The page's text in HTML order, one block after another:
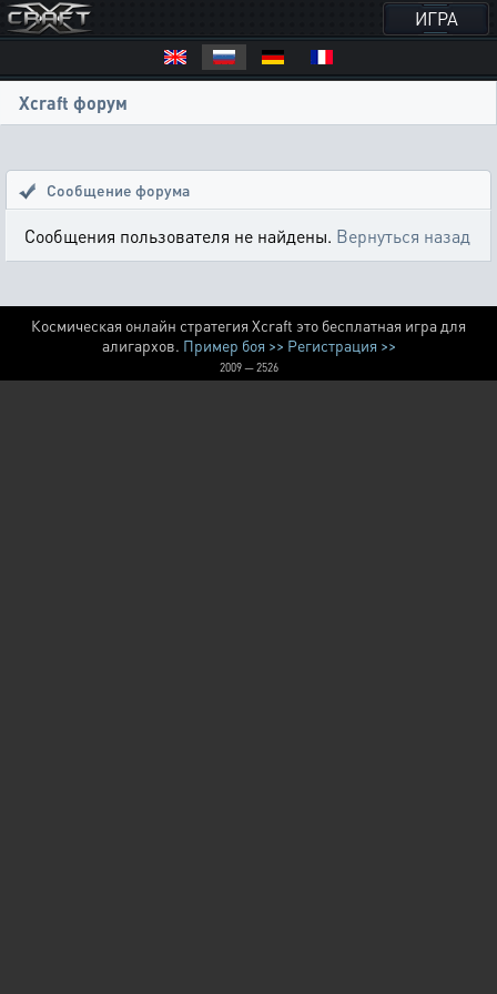
ИГРА
Xcraft форум
Сообщение форума
Сообщения пользователя не найдены. Вернуться назад
Космическая онлайн стратегия Xcraft это бесплатная игра для
алигархов. Пример боя >> Регистрация >>
2009 — 2526